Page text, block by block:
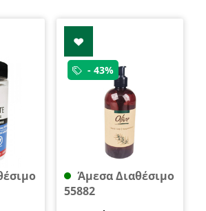
- 43%
Άμεσα Διαθέσιμο
55882